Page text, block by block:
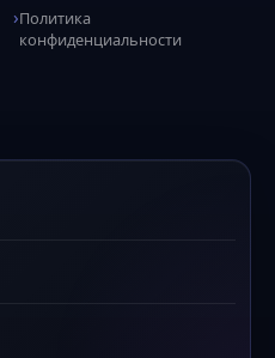
Политика
конфиденциальности